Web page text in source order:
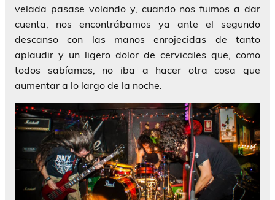
velada pasase volando y, cuando nos fuimos a dar
cuenta, nos encontrábamos ya ante el segundo
descanso con las manos enrojecidas de tanto
aplaudir y un ligero dolor de cervicales que, como
todos sabíamos, no iba a hacer otra cosa que
aumentar a lo largo de la noche.